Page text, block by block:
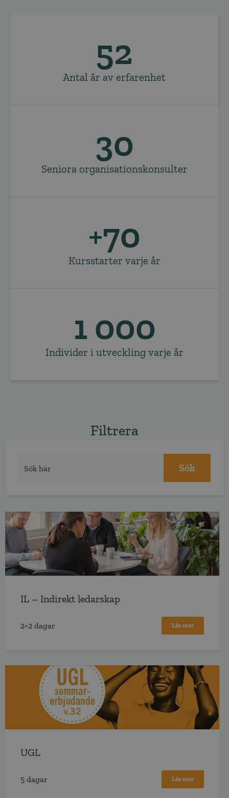
Antal år av erfarenhet
52
Seniora organisationskonsulter
30
Kursstarter varje år
+70
Individer i utveckling varje år
1 000
Filtrera
Sök
IL – Indirekt ledarskap
2+2 dagar Läs mer
UGL
5 dagar Läs mer